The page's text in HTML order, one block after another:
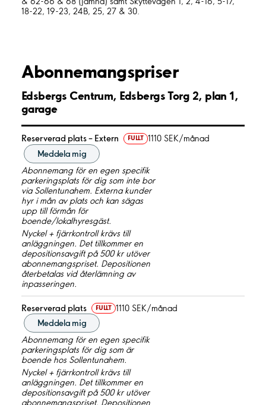
18-22, 19-23, 24B, 25, 27 & 30.
Abonnemangspriser
Edsbergs Centrum, Edsbergs Torg 2, plan 1,
garage
Reserverad plats – Extern FULLT 1110 SEK/månad
Meddela mig
Abonnemang för en egen specifik
parkeringsplats för dig som inte bor
via Sollentunahem. Externa kunder
hyr i mån av plats och kan sägas
upp till förmån för
boende/lokalhyresgäst.
Nyckel + fjärrkontroll krävs till
anläggningen. Det tillkommer en
depositionsavgift på 500 kr utöver
abonnemangspriset. Depositionen
återbetalas vid återlämning av
inpasseringen.
Reserverad plats FULLT 1110 SEK/månad
Meddela mig
Abonnemang för en egen specifik
parkeringsplats för dig som är
boende hos Sollentunahem.
Nyckel + fjärrkontroll krävs till
anläggningen. Det tillkommer en
depositionsavgift på 500 kr utöver
abonnemangspriset. Depositionen